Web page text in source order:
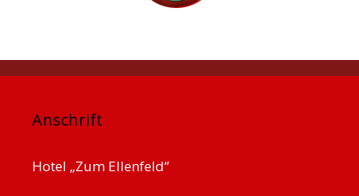
Anschrift
Hotel „Zum Ellenfeld“